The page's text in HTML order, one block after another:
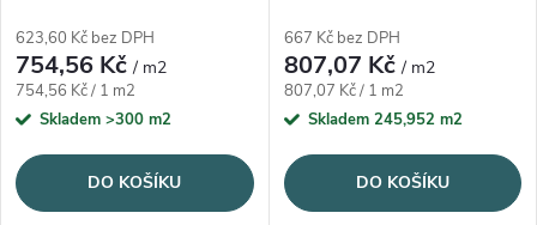
623,60 Kč bez DPH
754,56 Kč/ m2
Měrná cena:
754,56 Kč / 1 m2
Skladem >300 m2
DO KOŠÍKU
667 Kč bez DPH
807,07 Kč/ m2
Měrná cena:
807,07 Kč / 1 m2
Skladem 245,952 m2
DO KOŠÍKU